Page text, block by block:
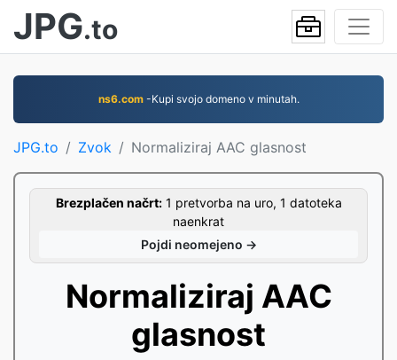
JPG.to
ns6.com-Kupi svojo domeno v minutah.
JPG.to Zvok Normaliziraj AAC glasnost
Brezplačen načrt:1 pretvorba na uro, 1 datoteka
naenkrat
Pojdi neomejeno →
Normaliziraj AAC
glasnost